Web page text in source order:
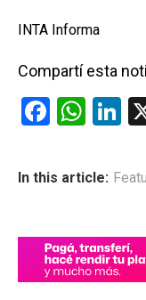
INTA Informa
Compartí esta
F
ce
o
k
W
at
p
p
Li
In this article: